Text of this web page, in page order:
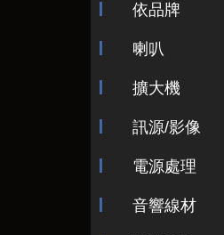
依品牌
喇叭
擴大機
訊源/影像
電源處理
音響線材